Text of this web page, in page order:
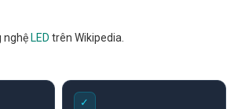
nghệ LED trên Wikipedia.
✓